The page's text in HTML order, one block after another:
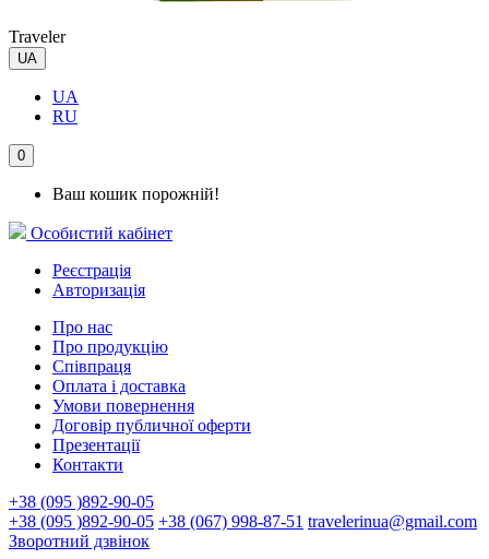
Traveler
UA
UA
RU
0
Ваш кошик порожній!
Особистий кабінет
Реєстрація
Авторизація
Про нас
Про продукцію
Співпраця
Оплата і доставка
Умови повернення
Договір публичної оферти
Презентації
Контакти
+38 (095 )892-90-05
+38 (095 )892-90-05 +38 (067) 998-87-51 travelerinua@gmail.com
Зворотний дзвінок